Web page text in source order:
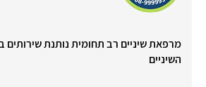
מרפאת שיניים רב תחומית נותנת
השיניים